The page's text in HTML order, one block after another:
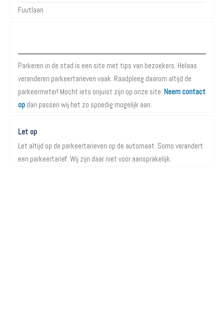
Fuutlaan
Parkeren in de stad is een site met tips van bezoekers. Helaas
veranderen parkeertarieven vaak. Raadpleeg daarom altijd de
parkeermeter! Mocht iets onjuist zijn op onze site. Neem contact
op dan passen wij het zo spoedig mogelijk aan.
Let op
Let altijd op de parkeertarieven op de automaat. Soms verandert
een parkeertarief. Wij zijn daar niet voor aansprakelijk.